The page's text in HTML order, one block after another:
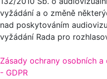
vyžádání a o změně
nad poskytováním
vyžádání Rada pro
Zásady ochrany osobních
- GDPR